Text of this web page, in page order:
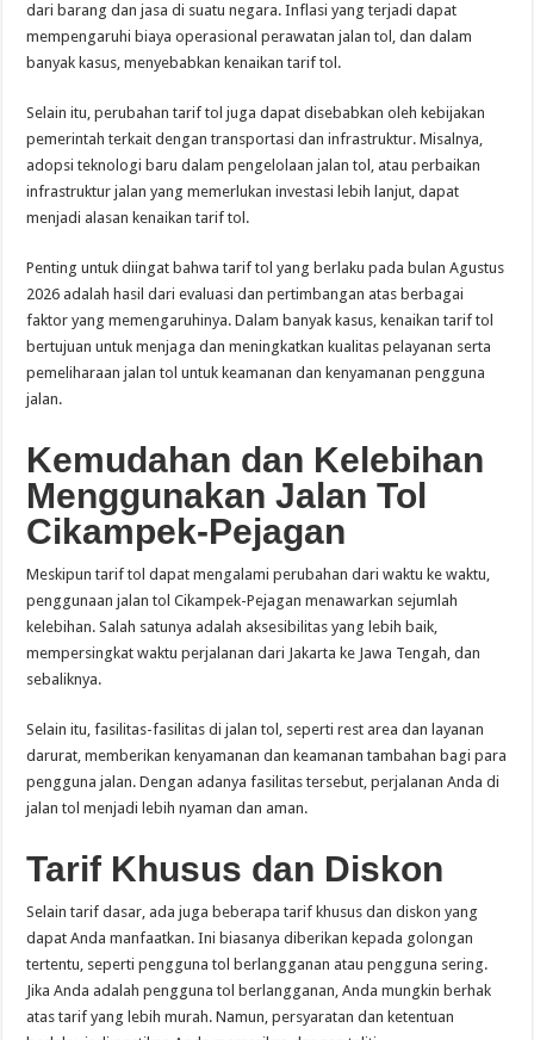
dari barang dan jasa di suatu negara. Inflasi yang terjadi dapat
mempengaruhi biaya operasional perawatan jalan tol, dan dalam
banyak kasus, menyebabkan kenaikan tarif tol.
Selain itu, perubahan tarif tol juga dapat disebabkan oleh kebijakan
pemerintah terkait dengan transportasi dan infrastruktur. Misalnya,
adopsi teknologi baru dalam pengelolaan jalan tol, atau perbaikan
infrastruktur jalan yang memerlukan investasi lebih lanjut, dapat
menjadi alasan kenaikan tarif tol.
Penting untuk diingat bahwa tarif tol yang berlaku pada bulan Agustus
2026 adalah hasil dari evaluasi dan pertimbangan atas berbagai
faktor yang memengaruhinya. Dalam banyak kasus, kenaikan tarif tol
bertujuan untuk menjaga dan meningkatkan kualitas pelayanan serta
pemeliharaan jalan tol untuk keamanan dan kenyamanan pengguna
jalan.
Kemudahan dan Kelebihan
Menggunakan Jalan Tol
Cikampek-Pejagan
Meskipun tarif tol dapat mengalami perubahan dari waktu ke waktu,
penggunaan jalan tol Cikampek-Pejagan menawarkan sejumlah
kelebihan. Salah satunya adalah aksesibilitas yang lebih baik,
mempersingkat waktu perjalanan dari Jakarta ke Jawa Tengah, dan
sebaliknya.
Selain itu, fasilitas-fasilitas di jalan tol, seperti rest area dan layanan
darurat, memberikan kenyamanan dan keamanan tambahan bagi para
pengguna jalan. Dengan adanya fasilitas tersebut, perjalanan Anda di
jalan tol menjadi lebih nyaman dan aman.
Tarif Khusus dan Diskon
Selain tarif dasar, ada juga beberapa tarif khusus dan diskon yang
dapat Anda manfaatkan. Ini biasanya diberikan kepada golongan
tertentu, seperti pengguna tol berlangganan atau pengguna sering.
Jika Anda adalah pengguna tol berlangganan, Anda mungkin berhak
atas tarif yang lebih murah. Namun, persyaratan dan ketentuan